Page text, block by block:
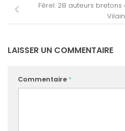
Férel. 28 auteurs bretons
LAISSER UN COMMENTAIRE
Commentaire *